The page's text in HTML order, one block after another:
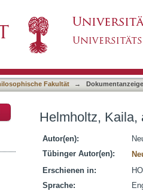
Fakultät → Dokumentanzeige
Helmholtz, Kaila,
Autor(en):
Tübinger Autor(en):
Erschienen in:
Sprache: